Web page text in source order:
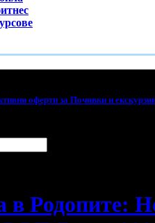
оферти за Почивки и
в Родопите: